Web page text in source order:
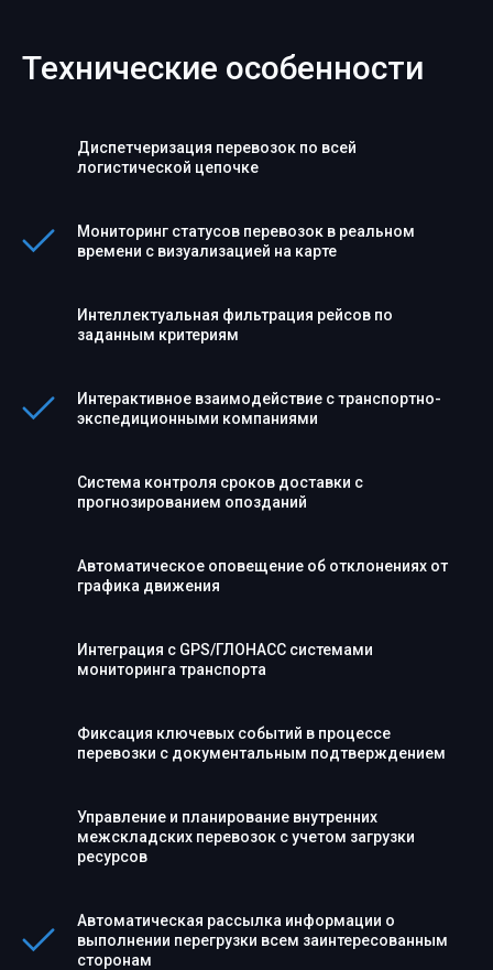
Технические особенности
Диспетчеризация перевозок по всей
логистической цепочке
Мониторинг статусов перевозок в реальном
времени с визуализацией на карте
Интеллектуальная фильтрация рейсов по
заданным критериям
Интерактивное взаимодействие с транспортно-
экспедиционными компаниями
Система контроля сроков доставки с
прогнозированием опозданий
Автоматическое оповещение об отклонениях от
графика движения
Интеграция с GPS/ГЛОНАСС системами
мониторинга транспорта
Фиксация ключевых событий в процессе
перевозки с документальным подтверждением
Управление и планирование внутренних
межскладских перевозок с учетом загрузки
ресурсов
Автоматическая рассылка информации о
выполнении перегрузки всем заинтересованным
сторонам